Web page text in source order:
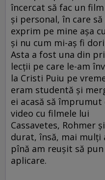
încercat să fac un
şi personal, în care să
exprim pe mine aşa
şi nu cum mi-aş fi
Asta a fost una din
lecţii pe care le-am
la Cristi Puiu pe
eram studentă şi
ei acasă să împrumut
video cu filmele lui
Cassavetes, Rohmer
durat, însă, mai mulţi
pînă am reuşit să
aplicare.